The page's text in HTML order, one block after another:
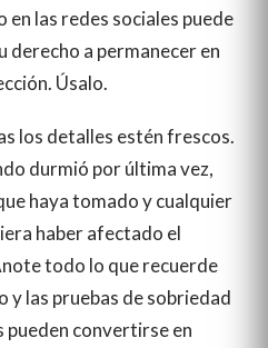
en las redes sociales puede
derecho a permanecer en
Úsalo.
los detalles estén frescos.
durmió por última vez,
haya tomado y cualquier
haber afectado el
todo lo que recuerde
y las pruebas de sobriedad
pueden convertirse en